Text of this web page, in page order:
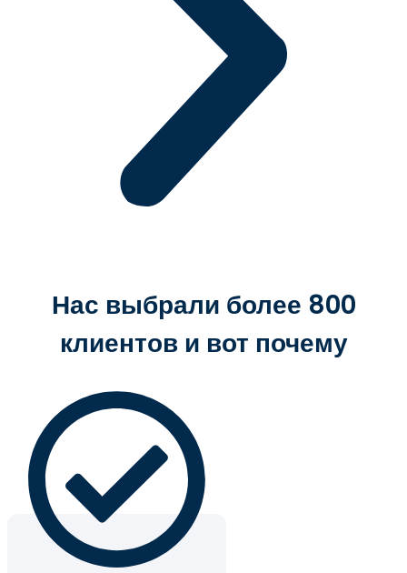
Нас выбрали более 800
клиентов и вот почему